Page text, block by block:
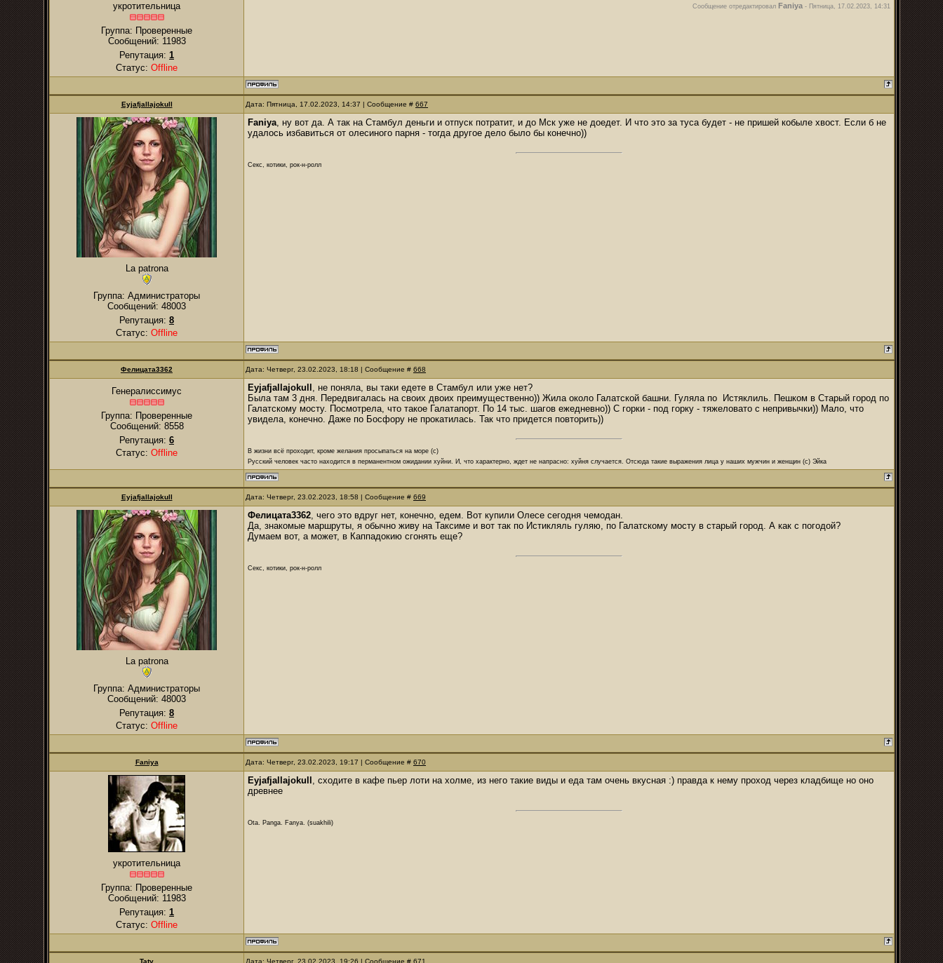
укротительница
Группа: Проверенные
Сообщений: 11983
Репутация: 1
Статус: Offline
Сообщение отредактировал Faniya - Пятница, 17.02.2023, 14:31
Eyjafjallajokull Дата: Пятница, 17.02.2023, 14:37 | Сообщение # 667
La patrona
Группа: Администраторы
Сообщений: 48003
Репутация: 8
Статус: Offline
Faniya, ну вот да. А так на Стамбул деньги и отпуск потратит, и до Мск уже не доедет. И что это за туса будет - не пришей кобыле хвост. Если б не
удалось избавиться от олесиного парня - тогда другое дело было бы конечно))
Секс, котики, рок-н-ролл
Фелицата3362 Дата: Четверг, 23.02.2023, 18:18 | Сообщение # 668
Генералиссимус
Группа: Проверенные
Сообщений: 8558
Репутация: 6
Статус: Offline
Eyjafjallajokull , не поняла, вы таки едете в Стамбул или уже нет?
Была там 3 дня. Передвигалась на своих двоих преимущественно)) Жила около Галатской башни. Гуляла по Истяклиль. Пешком в Старый город по
Галатскому мосту. Посмотрела, что такое Галатапорт. По 14 тыс. шагов ежедневно)) С горки - под горку - тяжеловато с непривычки)) Мало, что
увидела, конечно. Даже по Босфору не прокатилась. Так что придется повторить))
В жизни всё проходит, кроме желания просыпаться на море (с)
Русский человек часто находится в перманентном ожидании хуйни. И, что характерно, ждет не напрасно: хуйня случается. Отсюда такие выражения лица у наших мужчин и женщин (с) Эйка
Eyjafjallajokull Дата: Четверг, 23.02.2023, 18:58 | Сообщение # 669
La patrona
Группа: Администраторы
Сообщений: 48003
Репутация: 8
Статус: Offline
Фелицата3362, чего это вдруг нет, конечно, едем. Вот купили Олесе сегодня чемодан.
Да, знакомые маршруты, я обычно живу на Таксиме и вот так по Истикляль гуляю, по Галатскому мосту в старый город. А как с погодой?
Думаем вот, а может, в Каппадокию сгонять еще?
Секс, котики, рок-н-ролл
Faniya Дата: Четверг, 23.02.2023, 19:17 | Сообщение # 670
укротительница
Группа: Проверенные
Сообщений: 11983
Репутация: 1
Статус: Offline
Eyjafjallajokull , сходите в кафе пьер лоти на холме, из него такие виды и еда там очень вкусная :) правда к нему проход через кладбище но оно
древнее
Ota. Panga. Fanya. (suakhili)
Taty Дата: Четверг, 23.02.2023, 19:26 | Сообщение # 671